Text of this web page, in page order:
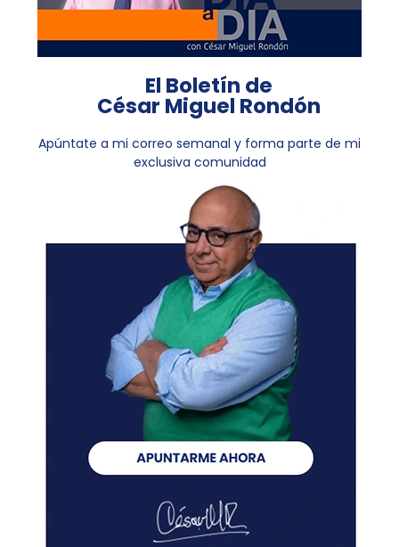
El Boletín de
César Miguel Rondón
Apúntate a mi correo semanal y forma parte de mi
exclusiva comunidad